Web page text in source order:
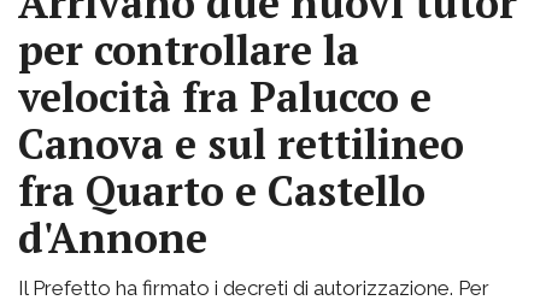
per controllare la
velocità fra Palucco e
Canova e sul rettilineo
fra Quarto e Castello
d'Annone
Il Prefetto ha firmato i decreti di autorizzazione. Per